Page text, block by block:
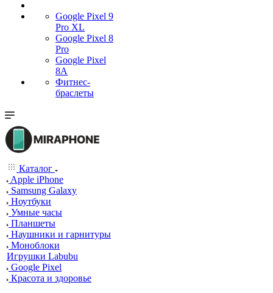
Google Pixel 9
Pro XL
Google Pixel 8
Pro
Google Pixel
8A
Фитнес-
браслеты
Каталог
Apple iPhone
Samsung Galaxy
Ноутбуки
Умные часы
Планшеты
Наушники и гарнитуры
Моноблоки
Игрушки Labubu
Google Pixel
Красота и здоровье